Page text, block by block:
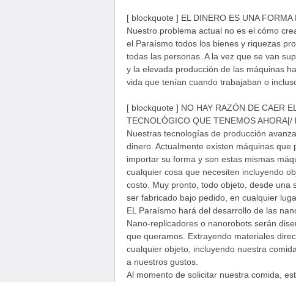
[ blockquote ] EL DINERO ES UNA
Nuestro problema actual no es el cómo
el Paraísmo todos los bienes y riquezas
todas las personas. A la vez que se van
y la elevada producción de las máquinas
vida que tenían cuando trabajaban o
[ blockquote ] NO HAY RAZÓN DE CAER
TECNOLÓGICO QUE TENEMOS AHORA[/
Nuestras tecnologías de producción
dinero. Actualmente existen máquinas
importar su forma y son estas mismas
cualquier cosa que necesiten incluyendo
costo. Muy pronto, todo objeto, desde una
ser fabricado bajo pedido, en cualquier
EL Paraísmo hará del desarrollo de las
Nano-replicadores o nanorobots serán
que queramos. Extrayendo materiales
cualquier objeto, incluyendo nuestra
a nuestros gustos.
Al momento de solicitar nuestra comida,